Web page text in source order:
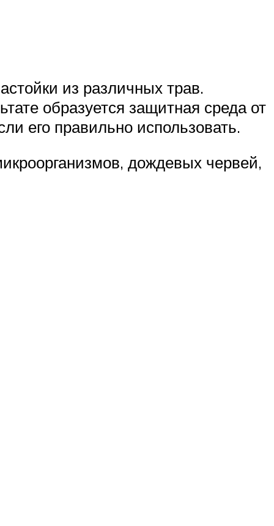
из различных трав.
образуется защитная среда от
его правильно использовать.
дождевых червей,